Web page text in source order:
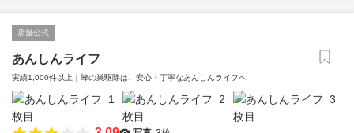
店舗公式
あんしんライフ
実績1,000件以上｜蜂の巣駆除は、安心・丁寧なあんしんライフへ